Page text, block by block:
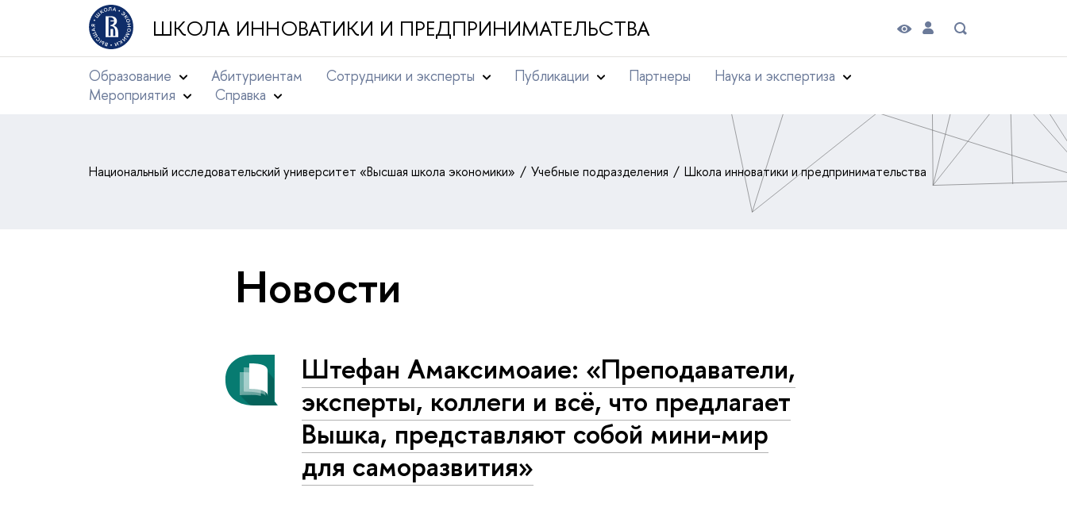
ШКОЛА ИННОВАТИКИ И ПРЕДПРИНИМАТЕЛЬСТВА
Образование Абитуриентам Сотрудники и эксперты Публикации Партнеры
Наука и экспертиза
Мероприятия
Справка
Национальный исследовательский университет «Высшая школа экономики» Учебные подразделения Школа инноватики и предпринимательства
Новости
Штефан Амаксимоаие: «Пре­по­да­ва­те­ли,
эксперты, коллеги и всё, что предлагает
Вышка, пред­став­ля­ют собой мини-мир
для са­мо­раз­ви­тия»